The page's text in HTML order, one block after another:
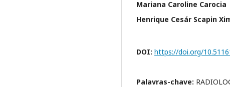
Mariana Caroline Carocia
Henrique Cesár Scapin
DOI: https://doi.org/
Palavras-chave: